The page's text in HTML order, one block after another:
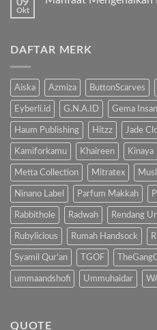
Kenalkan
Anak
Okt
Manfaat
Anak
DAFTAR MERK
Aiska Azmiza ButtonScarves
Eyberli.id G.N.A.ID Gema
Haum Publishing Hitzz Jade
Kamiforkamu Khaireen Kinaya
Metta Collection Mitratex
Ninano Label Parfum Makkah
Rabbithole Radwah Rendang
Rubylicious Rumah Handsock
Syamil Qur'an TGOF
ummaandshofi Ummuhaidar
QUOTE